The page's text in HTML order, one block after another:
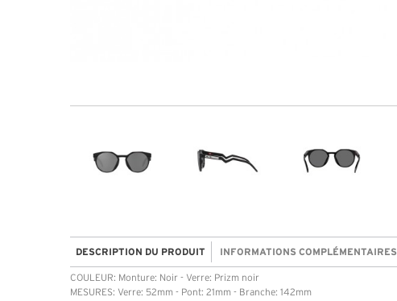
DESCRIPTION DU PRODUIT INFORMATIONS COMPLÉMENTAIRES
COULEUR: Monture: Noir - Verre: Prizm noir
MESURES: Verre: 52mm - Pont: 21mm - Branche: 142mm